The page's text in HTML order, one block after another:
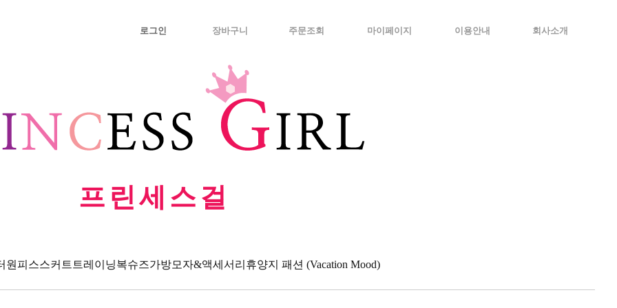
로그인 장바구니 주문조회 마이페이지 이용안내 회사소개
프린세스걸
원피스스커트 트레이닝복슈즈가방모자&액세서리 휴양지 패션 (Vacation Mood)